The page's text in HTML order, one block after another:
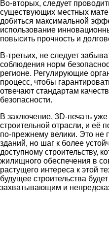
Во-вторых, следует
существующих местных
добиться максимальной
использование
повысить прочность и
В-третьих, не следует
соблюдения норм
регионе. Регулирующие
процесс, чтобы
отвечают стандартам
безопасности.
В заключение, 3D-печать
строительной отрасли, и её
по-прежнему велики. Это не
зданий, но шаг к более
доступному строительству,
жилищного обеспечения в
растущего интереса к этой
будущее строительства
захватывающим и